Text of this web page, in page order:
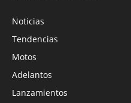
Noticias
Tendencias
Motos
Adelantos
Lanzamientos